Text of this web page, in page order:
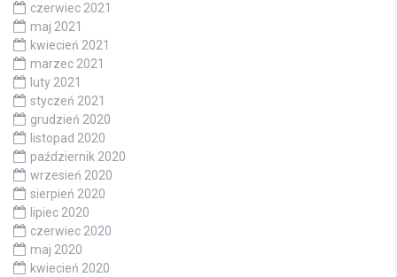
czerwiec 2021
maj 2021
kwiecień 2021
marzec 2021
luty 2021
styczeń 2021
grudzień 2020
listopad 2020
październik 2020
wrzesień 2020
sierpień 2020
lipiec 2020
czerwiec 2020
maj 2020
kwiecień 2020